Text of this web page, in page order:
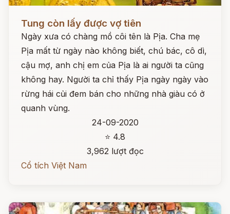
Tung còn lấy được vợ tiên
Ngày xưa có chàng mồ côi tên là Pịa. Cha mẹ
Pịa mất từ ngày nào không biết, chú bác, cô dì,
cậu mợ, anh chị em của Pịa là ai người ta cũng
không hay. Người ta chỉ thấy Pịa ngày ngày vào
rừng hái củi đem bán cho những nhà giàu có ở
quanh vùng.
24-09-2020
⭐ 4.8
3,962 lượt đọc
Cổ tích Việt Nam